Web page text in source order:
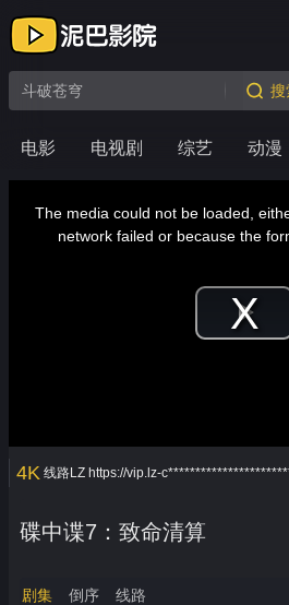
电影 电视剧 综艺 动漫
搜
modalThe media could not be loaded,
network failed or because the
4K 线路LZ https://vip.lz-
碟中谍7：致命清算
剧集 倒序 线路